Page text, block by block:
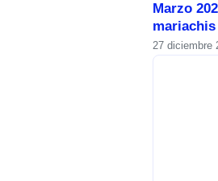
Marzo
27 diciembre